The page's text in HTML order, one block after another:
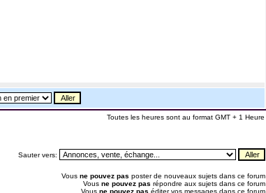
Toutes les heures sont au format GMT + 1 Heure
Sauter vers:
Vous ne pouvez pas poster de nouveaux sujets dans ce forum
Vous ne pouvez pas répondre aux sujets dans ce forum
Vous ne pouvez pas éditer vos messages dans ce forum